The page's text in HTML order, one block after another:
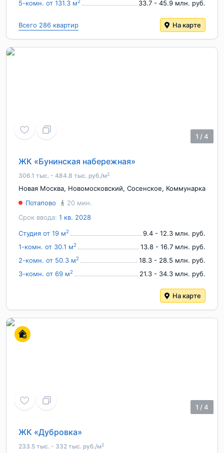
5-комн. от 131.3 м2 33.7 - 45.9 млн. руб.
Всего 286 квартир На карте
1 /4
ЖК «Бунинская набережная»
306.1 тыс. - 484.8 тыс. руб./м2
Новая Москва, Новомосковский, Сосенское, Коммунарка
Срок ввода: 1 кв. 2028
Потапово 20 мин.
Студия от 19 м2
9.4 - 12.3 млн. руб.
1-комн. от 30.1 м2
13.8 - 16.7 млн. руб.
2-комн. от 50.3 м2
18.3 - 28.5 млн. руб.
3-комн. от 69 м2 21.3 - 34.3 млн. руб.
На карте
1 /4
ЖК «Дубровка»
233.5 тыс. - 332 тыс. руб./м2